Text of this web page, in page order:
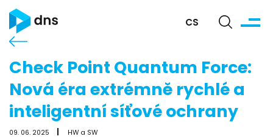
CS
Check Point Quantum Force:
Nová éra extrémně rychlé a
inteligentní síťové ochrany
09. 06. 2025 HW a SW